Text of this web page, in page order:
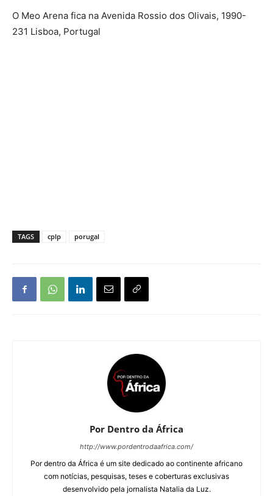
O Meo Arena fica na Avenida Rossio dos Olivais, 1990-
231 Lisboa, Portugal
TAGS cplp porugal
Por Dentro da África
http://www.pordentrodaafrica.com/
Por dentro da África é um site dedicado ao continente africano
com notícias, pesquisas, teses e coberturas exclusivas
desenvolvido pela jornalista Natalia da Luz.